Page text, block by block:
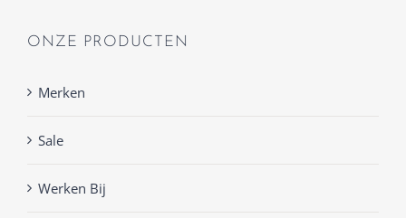
ONZE PRODUCTEN
Merken
Sale
Werken Bij